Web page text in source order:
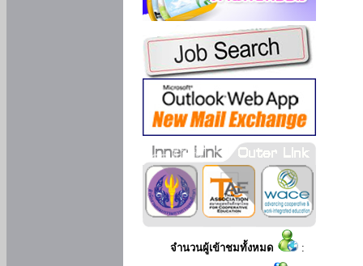
จำนวนผู้เข้าชมทั้งหมด :